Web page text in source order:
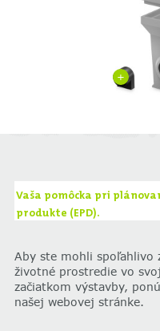
+
Vaša pomôcka pri
produkte (EPD).
Aby ste mohli spoľahlivo
životné prostredie vo
začiatkom výstavby,
našej webovej stránke.